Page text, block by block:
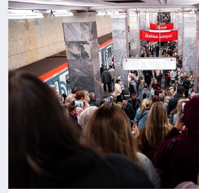
MAGAZİN
EĞİTİM
DÜNYA